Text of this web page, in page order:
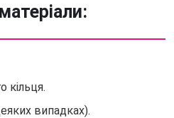
кільця.
випадках).